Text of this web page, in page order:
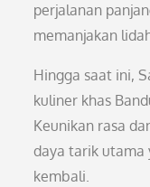
perjalanan
memanjakan
Hingga saat ini,
kuliner khas
Keunikan rasa
daya tarik utama
kembali.